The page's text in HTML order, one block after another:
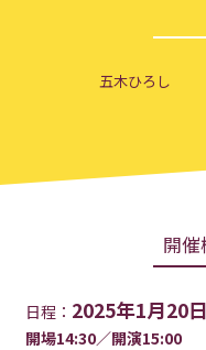
五木ひろし
開催
日程： 2025年1月20日
開場14:30／開演15:00